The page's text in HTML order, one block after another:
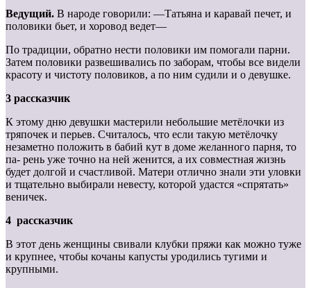
Ведущий. В народе говорили: ―Татьяна и каравай печет, и
половики бьет, и хоровод ведет―
По традиции, обратно нести половики им помогали парни.
Затем половики развешивались по заборам, чтобы все видели
красоту и чистоту половиков, а по ним судили и о девушке.
3 рассказчик
К этому дню девушки мастерили небольшие метёлочки из
тряпочек и перьев. Считалось, что если такую метёлочку
незаметно положить в бабий кут в доме желанного парня, то
па- рень уже точно на ней женится, а их совместная жизнь
будет долгой и счастливой. Матери отлично знали эти уловки
и тщательно выбирали невесту, которой удастся «спрятать»
веничек.
4 рассказчик
В этот день женщины свивали клубки пряжи как можно туже
и крупнее, чтобы кочаны капусты уродились тугими и
крупными.